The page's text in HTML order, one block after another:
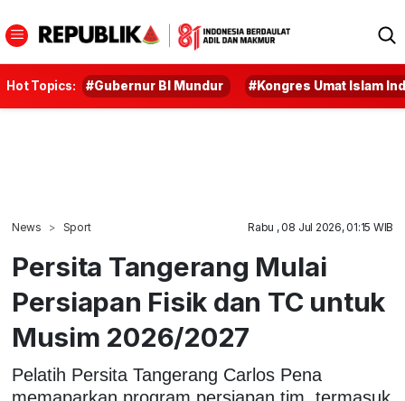
Hot Topics: #Gubernur BI Mundur #Kongres Umat Islam
News Sport Rabu , 08 Jul 2026, 01:15 WIB
Persita Tangerang Mulai
Persiapan Fisik dan TC untuk
Musim 2026/2027
Pelatih Persita Tangerang Carlos Pena
memaparkan program persiapan tim, termasuk